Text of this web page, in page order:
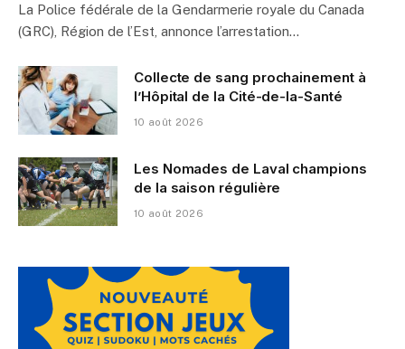
La Police fédérale de la Gendarmerie royale du Canada
(GRC), Région de l’Est, annonce l’arrestation…
Collecte de sang prochainement à
l’Hôpital de la Cité-de-la-Santé
10 août 2026
Les Nomades de Laval champions
de la saison régulière
10 août 2026